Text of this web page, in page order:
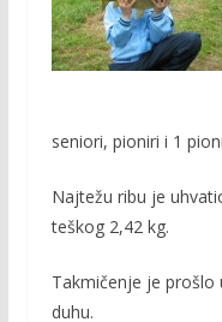
o
k
seniori, pioniri i 1
Najtežu ribu je
teškog 2,42 kg.
Takmičenje je
duhu.